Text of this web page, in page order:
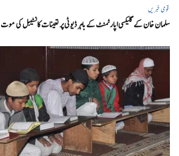
قومی خبریں
سلمان خان کے گلیکسی اپارٹمنٹ کے باہر ڈیوٹی پر تعینات کانسٹیبل کی موت